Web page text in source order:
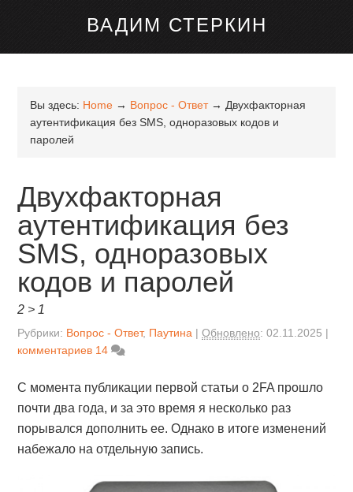
ВАДИМ СТЕРКИН
Вы здесь: Home → Вопрос - Ответ → Двухфакторная
аутентификация без SMS, одноразовых кодов и
паролей
Двухфакторная
аутентификация без
SMS, одноразовых
кодов и паролей
2 > 1
Рубрики: Вопрос - Ответ, Паутина Обновлено:02.11.2025
комментариев 14
С момента публикации первой статьи о 2FA прошло
почти два года, и за это время я несколько раз
порывался дополнить ее. Однако в итоге изменений
набежало на отдельную запись.